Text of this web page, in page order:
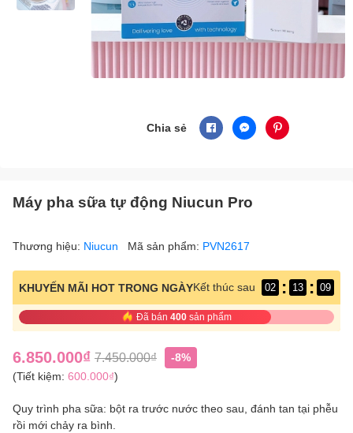
Chia sẻ
Máy pha sữa tự động Niucun Pro
Thương hiệu: Niucun Mã sản phẩm: PVN2617
KHUYẾN MÃI HOT TRONG NGÀYKết thúc sau 02 : 13 : 09
Đã bán 400 sản phẩm
6.850.000₫ 7.450.000₫
-8%
(Tiết kiệm: 600.000₫)
Quy trình pha sữa: bột ra trước nước theo sau, đánh tan tại phễu
rồi mới chảy ra bình.